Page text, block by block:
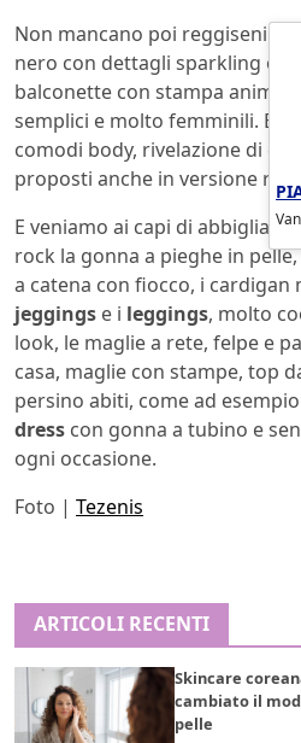
Non mancano poi reggiseni a
nero con dettagli sparkling o
balconette con stampa
semplici e molto femminili. E
comodi body, rivelazione di
proposti anche in versione rock
E veniamo ai capi di
rock la gonna a pieghe in
a catena con fiocco, i cardigan
jeggings e i leggings, molto
look, le maglie a rete, felpe e
casa, maglie con stampe, top
persino abiti, come ad
dress con gonna a tubino e
ogni occasione.
Foto | Tezenis
ARTICOLI RECENTI
Skincare
cambiato il
pelle